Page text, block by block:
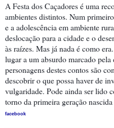
A Festa dos Caçadores é uma
ambientes distintos. Num
e a adolescência em ambiente
deslocação para a cidade e o
às raízes. Mas já nada é como
lugar a um absurdo marcado
personagens destes contos são
descobrir o que possa haver de
vulgaridade. Pode ainda ser lido
torno da primeira geração
facebook